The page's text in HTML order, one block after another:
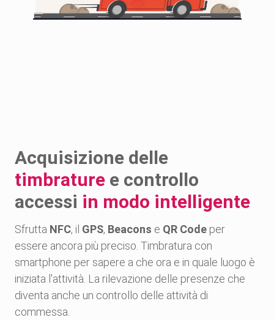
Innovazioni continue
Acquisizione delle
timbrature e controllo
accessi in modo intelligente
Sfrutta NFC, il GPS, Beacons e QR Code per
essere ancora più preciso. Timbratura con
smartphone per sapere a che ora e in quale luogo è
iniziata l'attività. La rilevazione delle presenze che
diventa anche un controllo delle attività di
commessa.